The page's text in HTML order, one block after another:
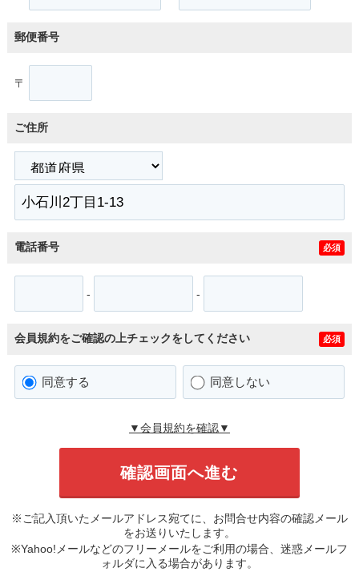
郵便番号
〒
ご住所
電話番号 必須
- -
会員規約をご確認の上チェックをしてください 必須
同意する 同意しない
▼会員規約を確認▼
※ご記入頂いたメールアドレス宛てに、お問合せ内容の確認メール
をお送りいたします。
※Yahoo!メールなどのフリーメールをご利用の場合、迷惑メールフ
ォルダに入る場合があります。